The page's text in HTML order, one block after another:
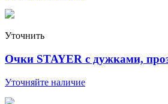
Уточнить
Очки STAYER с дужками,
Уточняйте наличие